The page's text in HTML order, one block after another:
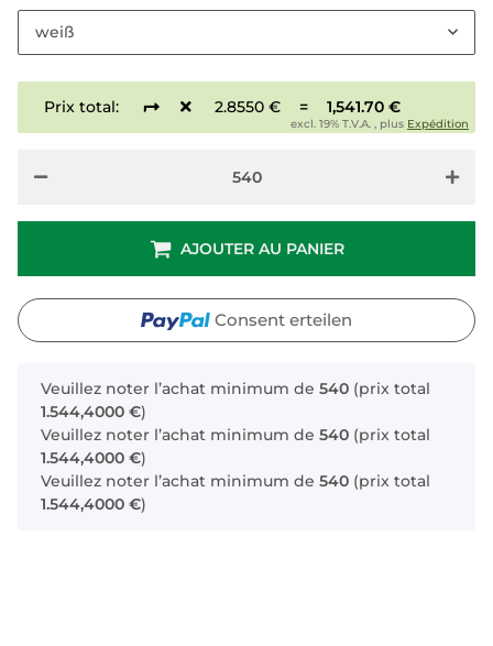
weiß
Prix total: 2.8550 € = 1,541.70 €
excl. 19% T.V.A. , plus Expédition
AJOUTER AU PANIER
Consent erteilen
x
Veuillez noter l’achat minimum de 540 (prix total
1.544,4000 €)
Veuillez noter l’achat minimum de 540 (prix total
1.544,4000 €)
Veuillez noter l’achat minimum de 540 (prix total
1.544,4000 €)